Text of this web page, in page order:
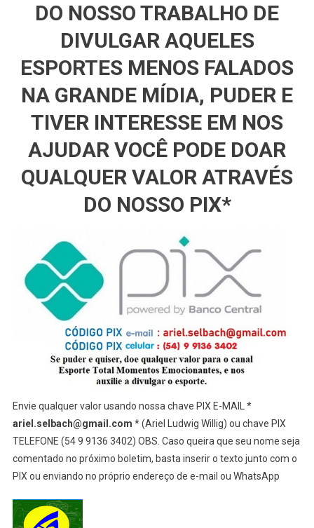
DO NOSSO TRABALHO DE
DIVULGAR AQUELES
ESPORTES MENOS FALADOS
NA GRANDE MÍDIA, PUDER E
TIVER INTERESSE EM NOS
AJUDAR VOCÊ PODE DOAR
QUALQUER VALOR ATRAVÉS
DO NOSSO PIX*
Envie qualquer valor usando nossa chave PIX E-MAIL *
ariel.selbach@gmail.com * (Ariel Ludwig Willig) ou chave PIX
TELEFONE (54 9 9136 3402) OBS. Caso queira que seu nome seja
comentado no próximo boletim, basta inserir o texto junto com o
PIX ou enviando no próprio endereço de e-mail ou WhatsApp